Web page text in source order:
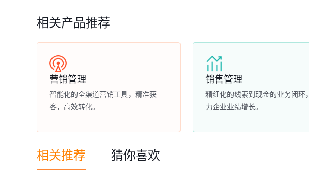
相关产品推荐
营销管理
智能化的全渠道营销工具，精准获
客，高效转化。
销售管理
精细化的线索到现金的业务闭环
力企业业绩增长。
相关推荐 猜你喜欢